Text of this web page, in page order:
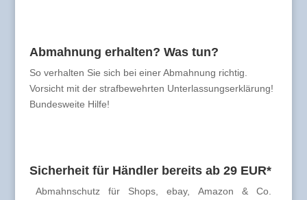
Abmahnung erhalten? Was tun?
So verhalten Sie sich bei einer Abmahnung richtig.
Vorsicht mit der strafbewehrten Unterlassungserklärung!
Bundesweite Hilfe!
Sicherheit für Händler bereits ab 29 EUR*
Abmahnschutz für Shops, ebay, Amazon & Co.